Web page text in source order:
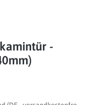
-
von 5 Sternen